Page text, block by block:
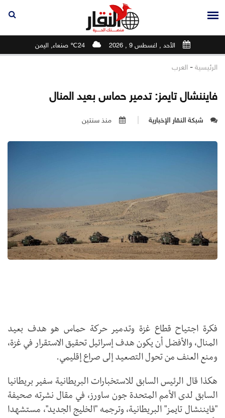
الأحد , اغسطس 9 , 2026 24℃ صنعاء, اليمن
الرئيسية - العرب
فايننشال تايمز: تدمير حماس بعيد المنال
شبكة النقار الإخبارية منذ سنتين
فكرة اجتياح قطاع غزة وتدمير حركة حماس هو هدف بعيد
المنال، والأفضل أن يكون هدف إسرائيل تحقيق الاستقرار في غزة،
ومنع العنف من تحول التصعيد إلى صراع إقليمي.
هكذا قال الرئيس السابق للاستخبارات البريطانية سفير بريطانيا
السابق لدى الأمم المتحدة جون ساورز، في مقال نشرته صحيفة
"فايننشال تايمز" البريطانية، وترجمه "الخليج الجديد"، مستشهدا